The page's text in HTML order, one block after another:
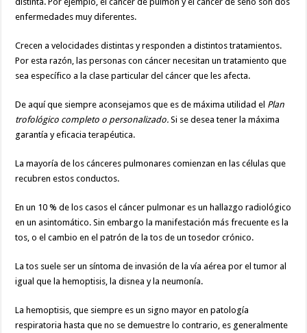
enfermedades muy diferentes.
Crecen a velocidades distintas y responden a distintos tratamientos.
Por esta razón, las personas con cáncer necesitan un tratamiento que
sea específico a la clase particular del cáncer que les afecta.
De aquí que siempre aconsejamos que es de máxima utilidad el Plan
trofológico completo o personalizado.Si se desea tener la máxima
garantía y eficacia terapéutica.
La mayoría de los cánceres pulmonares comienzan en las células que
recubren estos conductos.
En un 10 % de los casos el cáncer pulmonar es un hallazgo radiológico
en un asintomático. Sin embargo la manifestación más frecuente es la
tos, o el cambio en el patrón de la tos de un tosedor crónico.
La tos suele ser un síntoma de invasión de la vía aérea por el tumor al
igual que la hemoptisis, la disnea y la neumonía.
La hemoptisis, que siempre es un signo mayor en patología
respiratoria hasta que no se demuestre lo contrario, es generalmente